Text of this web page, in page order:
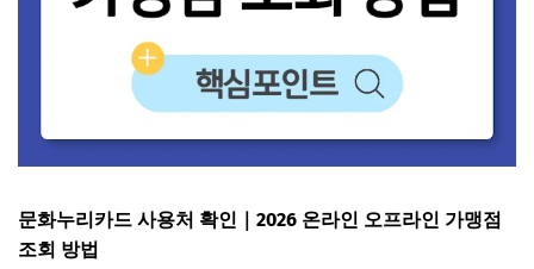
문화누리카드 사용처 확인｜2026 온라인 오프라인 가맹점
조회 방법